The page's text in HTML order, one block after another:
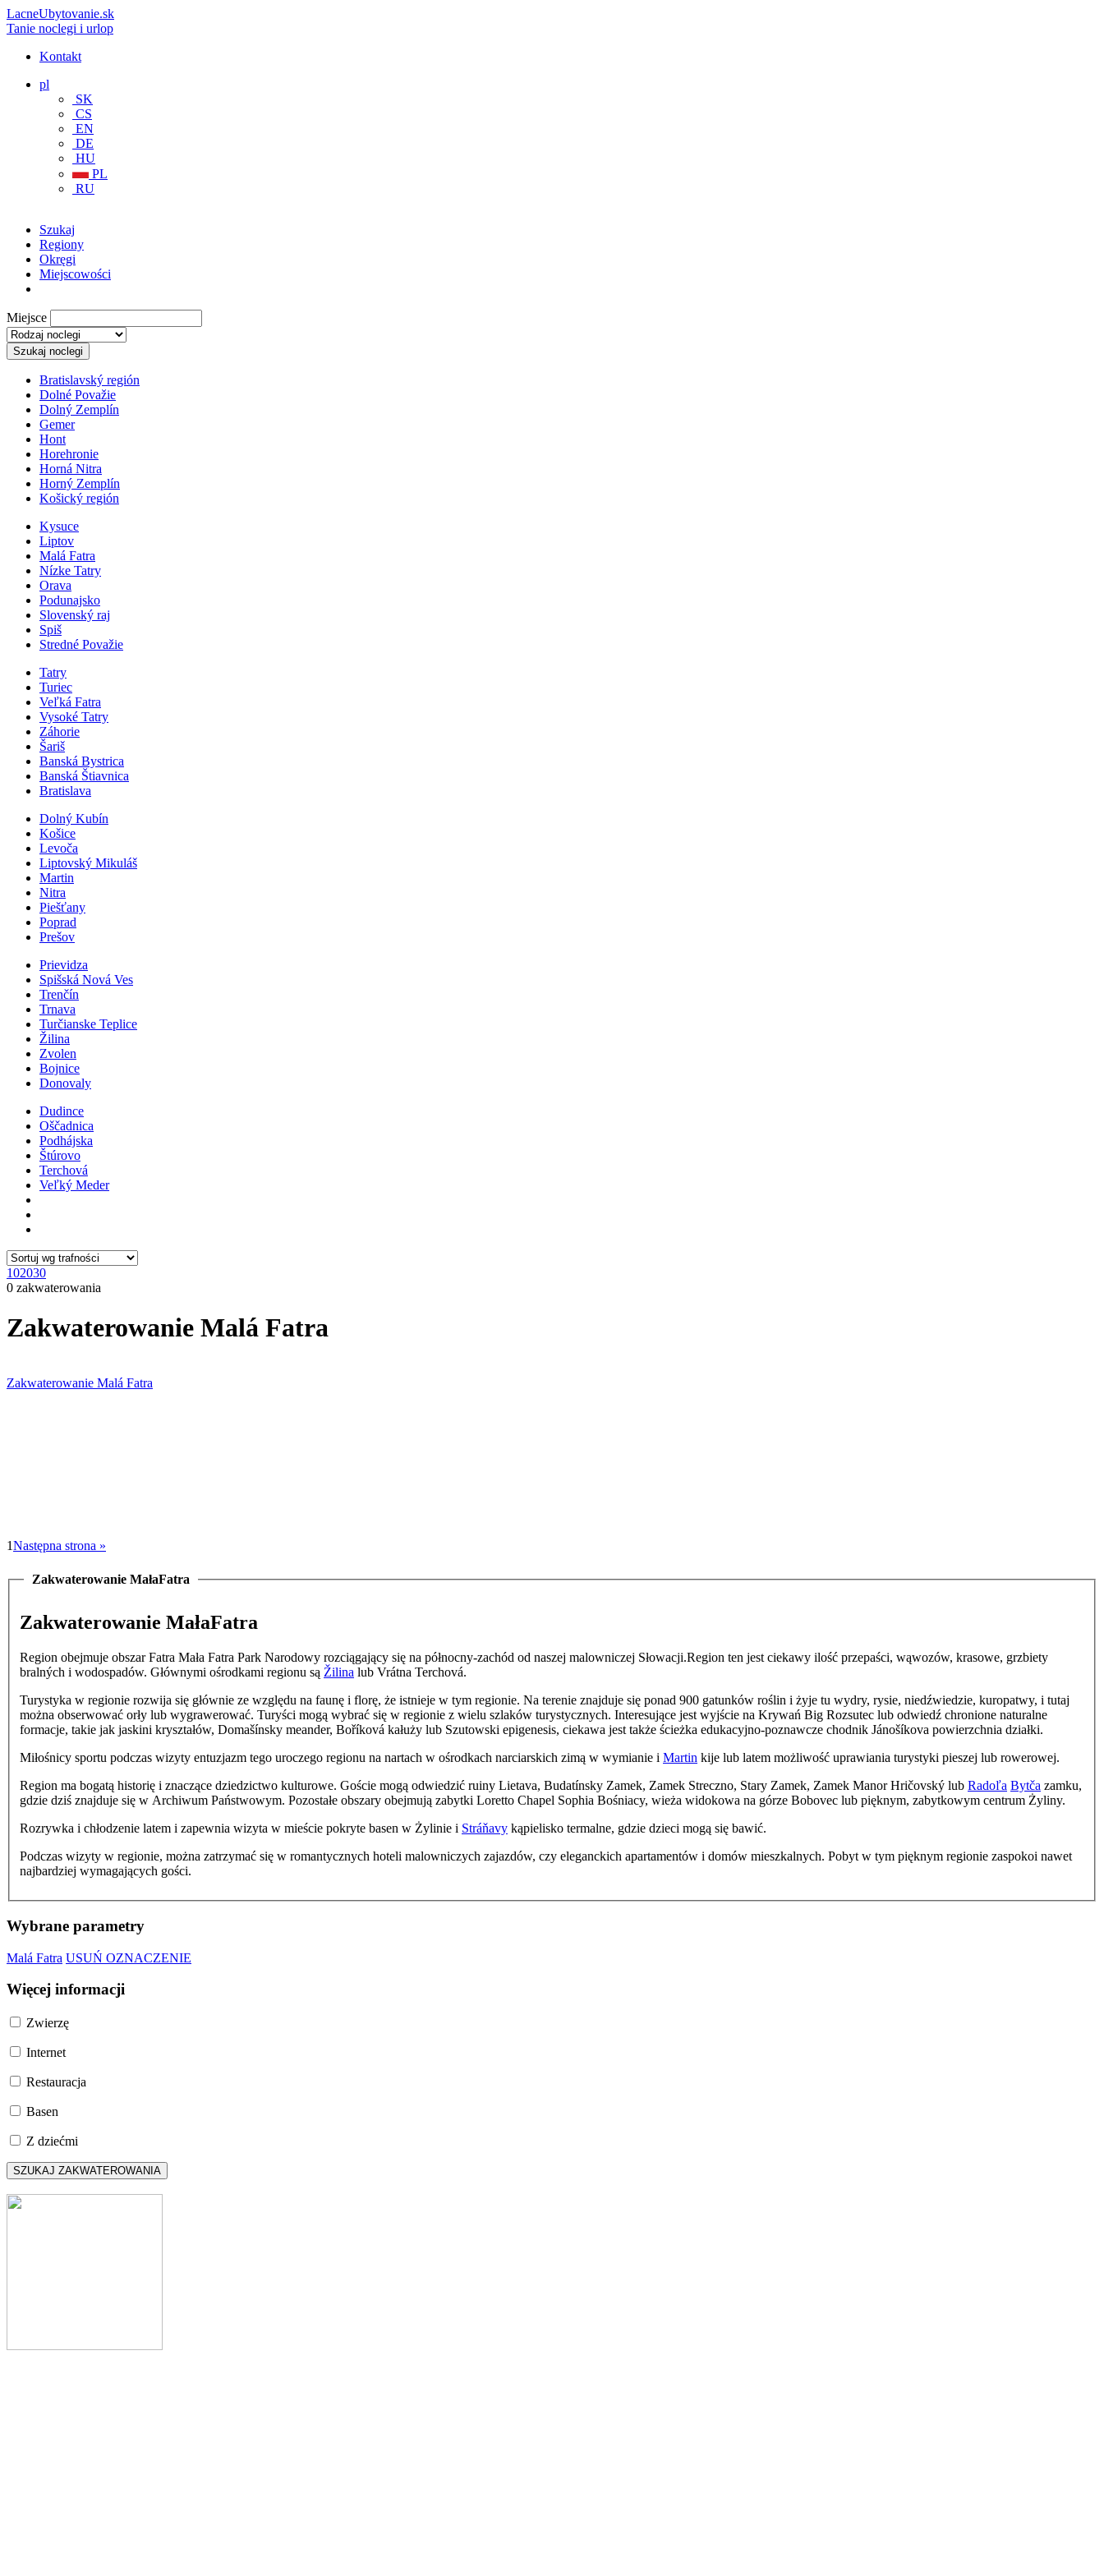
LacneUbytovanie.sk
Tanie noclegi i urlop
Kontakt
pl
SK
CS
EN
DE
HU
PL
RU
Szukaj
Regiony
Okręgi
Miejscowości
Miejsce
Bratislavský región
Dolné Považie
Dolný Zemplín
Gemer
Hont
Horehronie
Horná Nitra
Horný Zemplín
Košický región
Kysuce
Liptov
Malá Fatra
Nízke Tatry
Orava
Podunajsko
Slovenský raj
Spiš
Stredné Považie
Tatry
Turiec
Veľká Fatra
Vysoké Tatry
Záhorie
Šariš
Banská Bystrica
Banská Štiavnica
Bratislava
Dolný Kubín
Košice
Levoča
Liptovský Mikuláš
Martin
Nitra
Piešťany
Poprad
Prešov
Prievidza
Spišská Nová Ves
Trenčín
Trnava
Turčianske Teplice
Žilina
Zvolen
Bojnice
Donovaly
Dudince
Oščadnica
Podhájska
Štúrovo
Terchová
Veľký Meder
102030
0 zakwaterowania
Zakwaterowanie Malá Fatra
Zakwaterowanie Malá Fatra
1Następna strona »
Zakwaterowanie MałaFatra
Zakwaterowanie MałaFatra
Region obejmuje obszar Fatra Mała Fatra Park Narodowy rozciągający się na północny-zachód od naszej malowniczej Słowacji.Region ten jest ciekawy ilość przepaści, wąwozów, krasowe, grzbiety
bralných i wodospadów. Głównymi ośrodkami regionu są Žilina lub Vrátna Terchová.
Turystyka w regionie rozwija się głównie ze względu na faunę i florę, że istnieje w tym regionie. Na terenie znajduje się ponad 900 gatunków roślin i żyje tu wydry, rysie, niedźwiedzie, kuropatwy, i tutaj
można obserwować orły lub wygrawerować. Turyści mogą wybrać się w regionie z wielu szlaków turystycznych. Interesujące jest wyjście na Krywań Big Rozsutec lub odwiedź chronione naturalne
formacje, takie jak jaskini kryształów, Domašínsky meander, Boříková kałuży lub Szutowski epigenesis, ciekawa jest także ścieżka edukacyjno-poznawcze chodnik Jánošíkova powierzchnia działki.
Miłośnicy sportu podczas wizyty entuzjazm tego uroczego regionu na nartach w ośrodkach narciarskich zimą w wymianie i Martin kije lub latem możliwość uprawiania turystyki pieszej lub rowerowej.
Region ma bogatą historię i znaczące dziedzictwo kulturowe. Goście mogą odwiedzić ruiny Lietava, Budatínsky Zamek, Zamek Streczno, Stary Zamek, Zamek Manor Hričovský lub Radoľa Bytča zamku,
gdzie dziś znajduje się w Archiwum Państwowym. Pozostałe obszary obejmują zabytki Loretto Chapel Sophia Bośniacy, wieża widokowa na górze Bobovec lub pięknym, zabytkowym centrum Żyliny.
Rozrywka i chłodzenie latem i zapewnia wizyta w mieście pokryte basen w Żylinie i Stráňavy kąpielisko termalne, gdzie dzieci mogą się bawić.
Podczas wizyty w regionie, można zatrzymać się w romantycznych hoteli malowniczych zajazdów, czy eleganckich apartamentów i domów mieszkalnych. Pobyt w tym pięknym regionie zaspokoi nawet
najbardziej wymagających gości.
Wybrane parametry
Malá Fatra USUŃ OZNACZENIE
Więcej informacji
Zwierzę
Internet
Restauracja
Basen
Z dziećmi